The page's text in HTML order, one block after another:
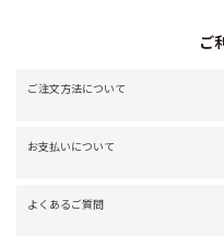
ご
ご注文方法について
お支払いについて
よくあるご質問